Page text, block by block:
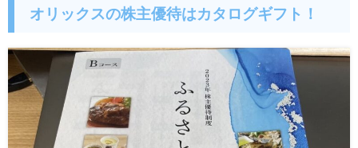
オリックスの株主優待はカタログギフト！